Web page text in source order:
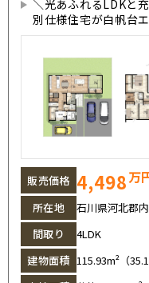
＼光あふれるLDKと
別仕様住宅が白帆台
販売価格 4,498万
所在地
石川県河北郡
間取り
4LDK
建物面積 115.93m²（35.1